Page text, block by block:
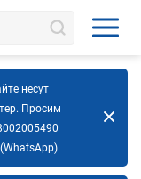
несут
Просим